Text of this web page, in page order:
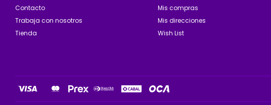
Contacto
Trabaja con nosotros
Tienda
Mis compras
Mis direcciones
Wish List